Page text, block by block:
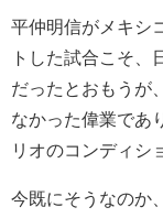
平仲明信がメキシ
トした試合こそ、
だったとおもうが
なかった偉業であ
リオのコンディシ
今既にそうなのか